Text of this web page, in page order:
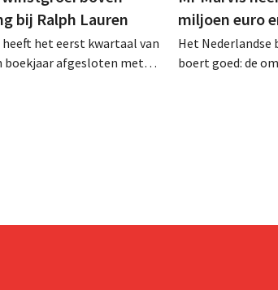
bij Ralph Lauren
heeft het eerst kwartaal van
boekjaar afgesloten met
miljoen euro
Het Nederlandse
boert goed: de